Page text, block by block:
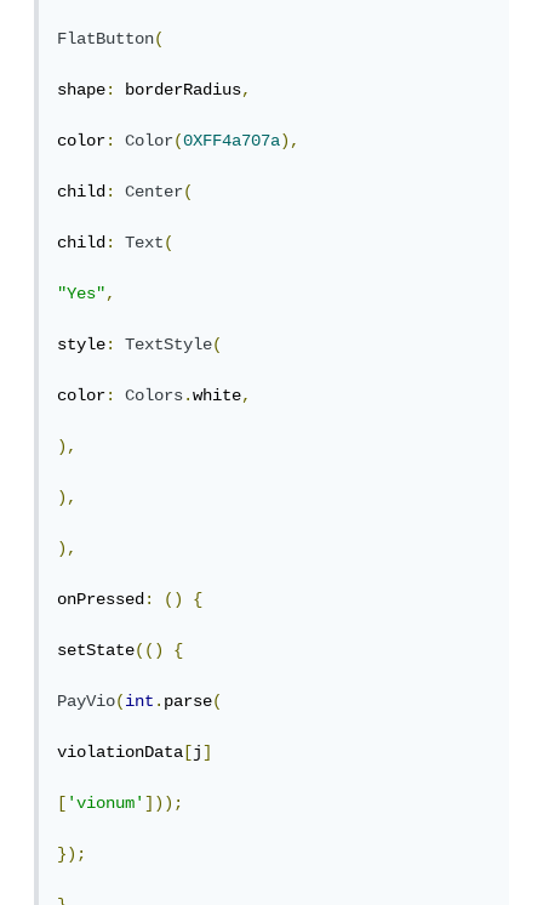
FlatButton(
shape: borderRadius,
color: Color(0XFF4a707a),
child: Center(
child: Text(
"Yes",
style: TextStyle(
color: Colors.white,
),
),
),
onPressed: () {
setState(() {
PayVio(int.parse(
violationData [j]
['vionum']));
});